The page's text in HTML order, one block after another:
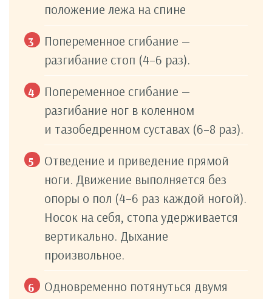
положение лежа на спине
Попеременное сгибание —
разгибание стоп (4–6 раз).
Попеременное сгибание —
разгибание ног в коленном
и тазобедренном суставах (6–8 раз).
Отведение и приведение прямой
ноги. Движение выполняется без
опоры о пол (4–6 раз каждой ногой).
Носок на себя, стопа удерживается
вертикально. Дыхание
произвольное.
Одновременно потянуться двумя